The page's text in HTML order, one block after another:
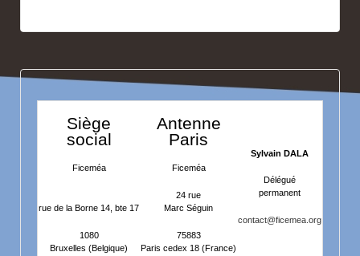
Siège
social
Ficeméa
rue de la Borne 14, bte 17
1080
Bruxelles (Belgique)
Antenne
Paris
Ficeméa
24 rue
Marc Séguin
75883
Paris cedex 18 (France)
Sylvain DALA
Délégué
permanent
contact@ficemea.org